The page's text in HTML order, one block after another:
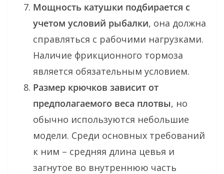
Мощность катушки подбирается с
учетом условий рыбалки, она должна
справляться с рабочими нагрузками.
Наличие фрикционного тормоза
является обязательным условием.
Размер крючков зависит от
предполагаемого веса плотвы, но
обычно используются небольшие
модели. Среди основных требований
к ним – средняя длина цевья и
загнутое во внутреннюю часть